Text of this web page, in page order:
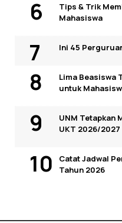
Tips & Trik
Mahasiswa
Ini 45
Lima Beasiswa
untuk
UNM Tetapkan
UKT 2026/2027
Catat Jadwal
Tahun 2026